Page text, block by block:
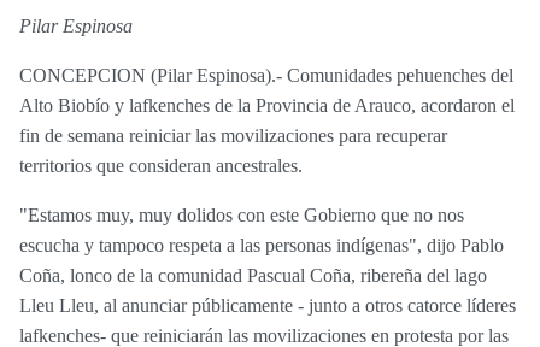
Pilar Espinosa
CONCEPCION (Pilar Espinosa).- Comunidades pehuenches del
Alto Biobío y lafkenches de la Provincia de Arauco, acordaron el
fin de semana reiniciar las movilizaciones para recuperar
territorios que consideran ancestrales.
"Estamos muy, muy dolidos con este Gobierno que no nos
escucha y tampoco respeta a las personas indígenas", dijo Pablo
Coña, lonco de la comunidad Pascual Coña, ribereña del lago
Lleu Lleu, al anunciar públicamente - junto a otros catorce líderes
lafkenches- que reiniciarán las movilizaciones en protesta por las